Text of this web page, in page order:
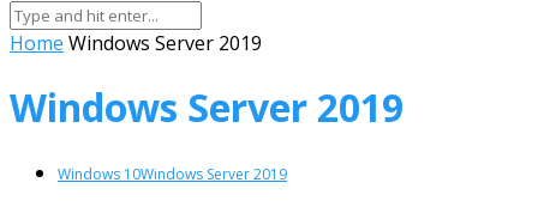
Home Windows Server 2019
Windows Server 2019
Windows 10Windows Server 2019